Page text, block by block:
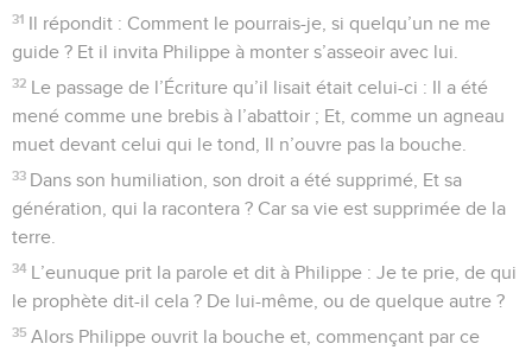
31 Il répondit : Comment le pourrais-je, si quelqu’un ne me
guide ? Et il invita Philippe à monter s’asseoir avec lui.
32 Le passage de l’Écriture qu’il lisait était celui-ci : Il a été
mené comme une brebis à l’abattoir ; Et, comme un agneau
muet devant celui qui le tond, Il n’ouvre pas la bouche.
33 Dans son humiliation, son droit a été supprimé, Et sa
génération, qui la racontera ? Car sa vie est supprimée de la
terre.
34 L’eunuque prit la parole et dit à Philippe : Je te prie, de qui
le prophète dit-il cela ? De lui-même, ou de quelque autre ?
35 Alors Philippe ouvrit la bouche et, commençant par ce